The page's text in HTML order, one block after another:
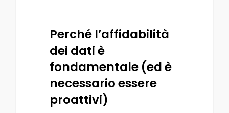
Perché l’affidabilità
dei dati è
fondamentale (ed è
necessario essere
proattivi)